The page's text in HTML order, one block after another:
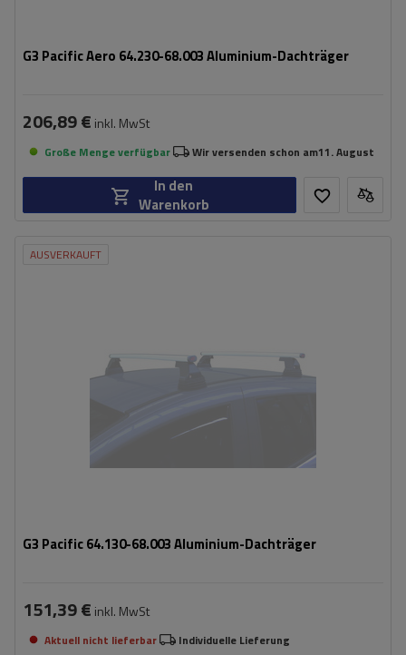
G3 Pacific Aero 64.230-68.003 Aluminium-Dachträger
206,89 € inkl. MwSt
Große Menge verfügbar Wir versenden schon am11. August
In den
Warenkorb
AUSVERKAUFT
G3 Pacific 64.130-68.003 Aluminium-Dachträger
151,39 € inkl. MwSt
Aktuell nicht lieferbar Individuelle Lieferung